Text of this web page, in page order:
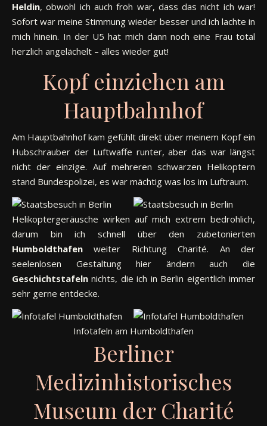
Heldin, obwohl ich auch froh war, dass das nicht ich war!
Sofort war meine Stimmung wieder besser und ich lachte in
mich hinein. In der U5 hat mich dann noch eine Frau total
herzlich angelächelt – alles wieder gut!
Kopf einziehen am
Hauptbahnhof
Am Hauptbahnhof kam gefühlt direkt über meinem Kopf ein
Hubschrauber der Luftwaffe runter, aber das war längst
nicht der einzige. Auf mehreren schwarzen Helikoptern
stand Bundespolizei, es war mächtig was los im Luftraum.
Helikoptergeräusche wirken auf mich extrem bedrohlich,
darum bin ich schnell über den zubetonierten
Humboldthafen weiter Richtung Charité. An der
seelenlosen Gestaltung hier ändern auch die
Geschichtstafeln nichts, die ich in Berlin eigentlich immer
sehr gerne entdecke.
Infotafeln am Humboldthafen
Berliner
Medizinhistorisches
Museum der Charité